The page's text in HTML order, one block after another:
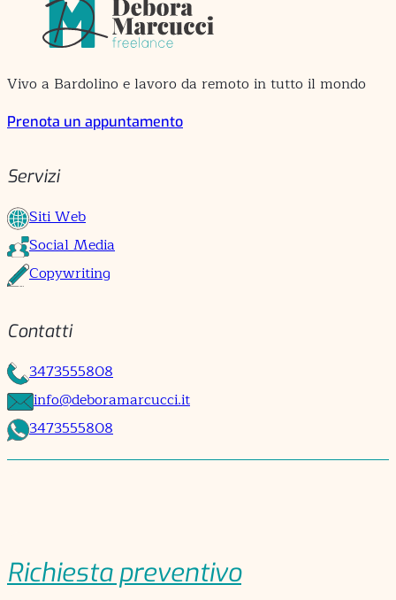
Vivo a Bardolino e lavoro da remoto in tutto il mondo
Prenota un appuntamento
Servizi
Siti Web
Social Media
Copywriting
Contatti
3473555808
info@deboramarcucci.it
3473555808
Richiesta preventivo